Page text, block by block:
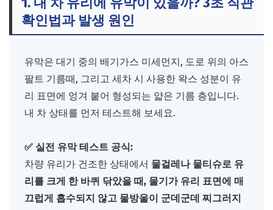
3. 시속 60km의 마법: 발수 코팅제 도포 및 버핑 수칙
4. 시공 후 와이퍼 소음 방지 및 관리 주의사항
확인법과 발생 원인
유막은 대기 중의 배기가스 미세먼지, 도로 위의 아스
팔트 기름때, 그리고 세차 시 사용한 왁스 성분이 유
리 표면에 엉겨 붙어 형성되는 얇은 기름 층입니다.
내 차 상태를 먼저 테스트해 보세요.
✅ 실전 유막 테스트 공식:
차량 유리가 건조한 상태에서 물걸레나 물티슈로 유
리를 크게 한 바퀴 닦았을 때, 물기가 유리 표면에 매
끄럽게 흡수되지 않고 물방울이 군데군데 찌그러지